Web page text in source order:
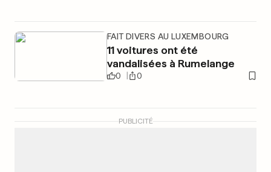
FAIT DIVERS AU LUXEMBOURG
11 voitures ont été
vandalisées à Rumelange
0 0
PUBLICITÉ